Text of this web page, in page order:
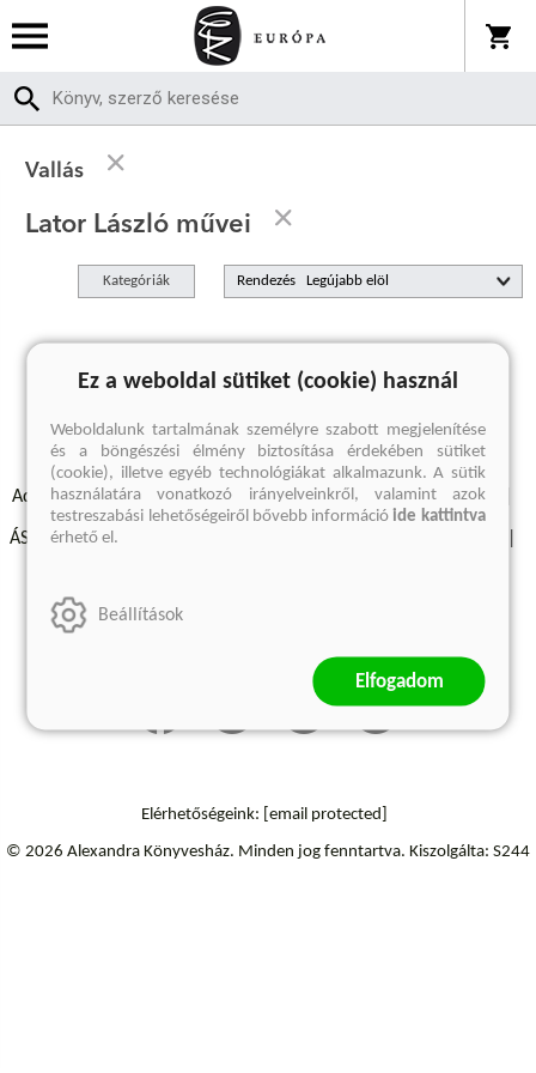
Vallás
Lator László művei
Kategóriák Rendezés
A keresett kifejezésre nincs találat
Adatvédelmi szabályzatok Elállási felmondási nyilatkozat
ÁSZF - Vásárlási feltételek
Szállítási információk
Elérhetőségeink: [email protected]
© 2026 Alexandra Könyvesház. Minden jog fenntartva. Kiszolgálta: S244
Ez a weboldal sütiket (cookie) használ
Weboldalunk tartalmának személyre szabott megjelenítése
és a böngészési élmény biztosítása érdekében sütiket
(cookie), illetve egyéb technológiákat alkalmazunk. A sütik
használatára vonatkozó irányelveinkről, valamint azok
testreszabási lehetőségeiről bővebb információide kattintva
érhető el.
Beállítások
Elfogadom